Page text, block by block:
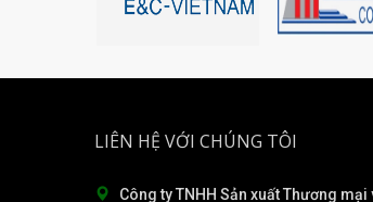
LIÊN HỆ VỚI CHÚNG TÔI
Công ty TNHH Sản xuất Thương mại